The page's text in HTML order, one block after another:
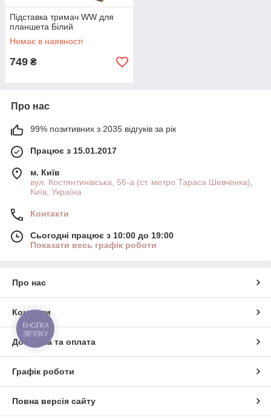
Підставка тримач WW для
планшета Білий
Немає в наявності
749 ₴
Про нас
99% позитивних з 2035 відгуків за рік
Працює з 15.01.2017
м. Київ
вул. Костянтинівська, 56-а (ст. метро Тараса Шевченка),
Київ, Україна
Контакти
Сьогодні працює з 10:00 до 19:00
Показати весь графік роботи
Про нас
Контакти
Доставка та оплата
Графік роботи
Повна версія сайту
КНОПКА
ЗВ'ЯЗКУ